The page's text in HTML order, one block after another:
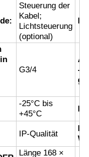
Sockel
Steuerung der
Kabel;
Lichtsteuerung
(optional)
G3/4
-
-25°C bis
+45°C
IP-Qualität
Länge 168 ×